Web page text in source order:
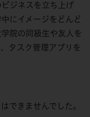
ジネスを立ち上げ
にイメージをどんど
院の同級生や友人を
タスク管理アプリを
できませんでした。